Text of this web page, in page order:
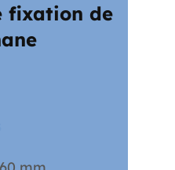
fixation de